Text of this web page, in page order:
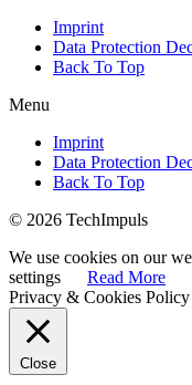
Imprint
Data Protection
Back To Top
Menu
Imprint
Data Protection
Back To Top
© 2026 TechImpuls
We use cookies on our
settings
Read More
Privacy & Cookies Policy
Close